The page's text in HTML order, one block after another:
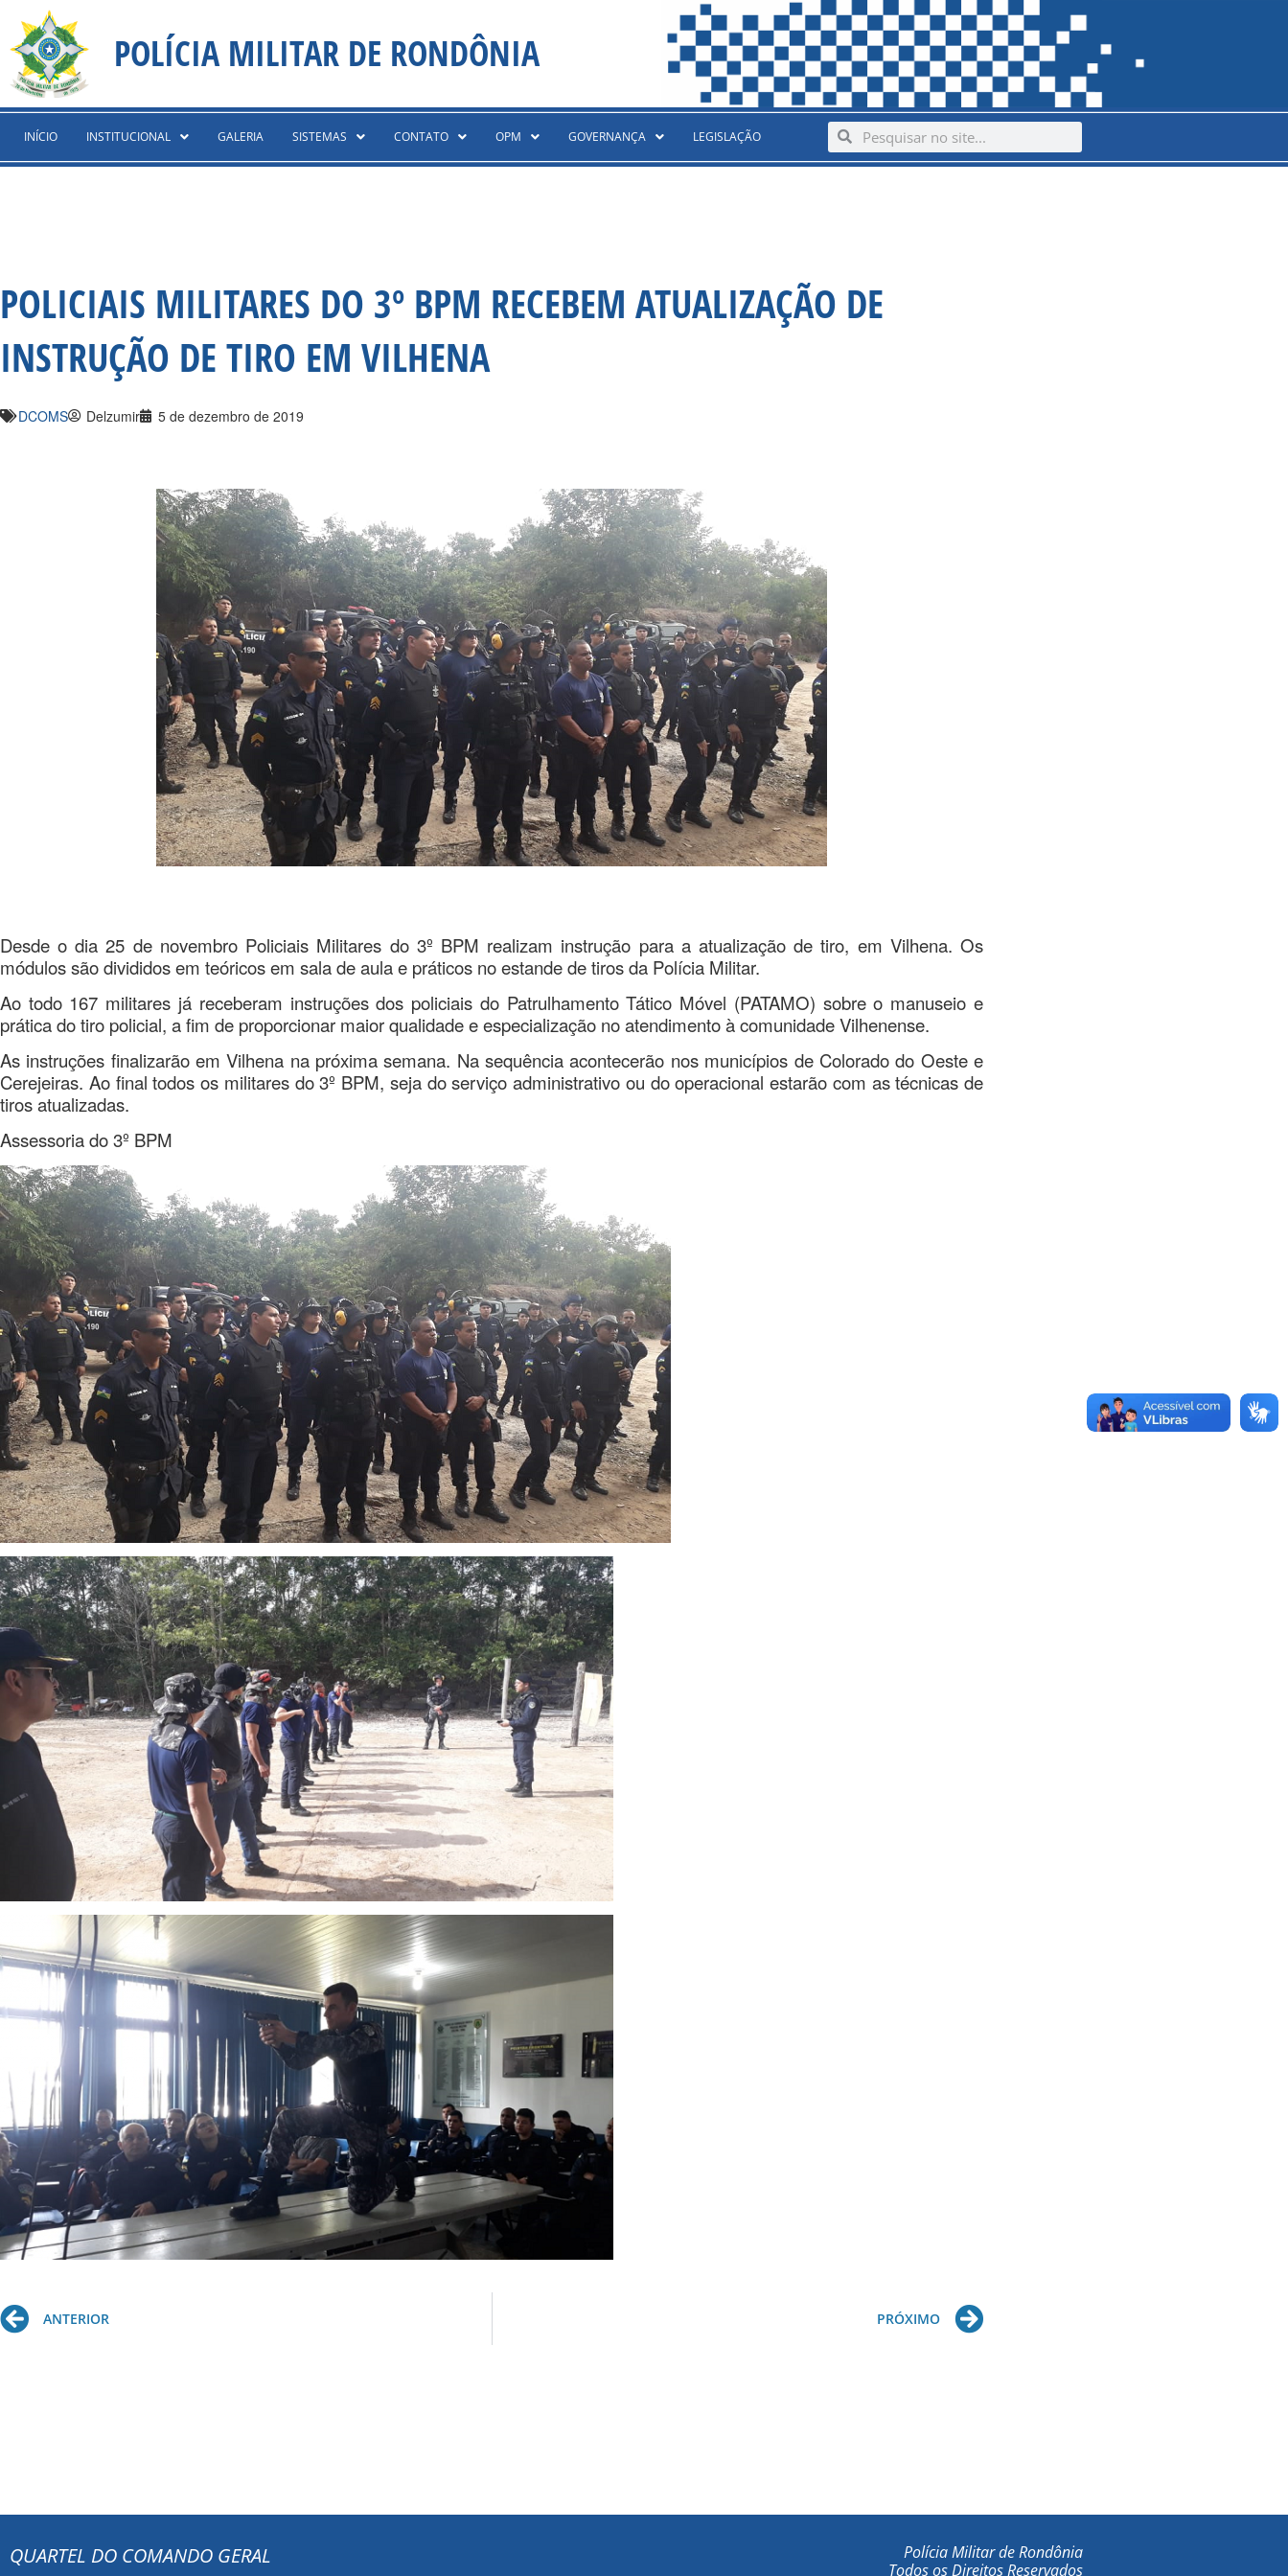
content
para
conteúdo
POLÍCIA MILITAR DE RONDÔNIA
INÍCIO INSTITUCIONAL GALERIA SISTEMAS CONTATO OPM GOVERNANÇA LEGISLAÇÃO SearchSearch
POLICIAIS MILITARES DO 3º BPM RECEBEM ATUALIZAÇÃO DE
INSTRUÇÃO DE TIRO EM VILHENA
DCOMS Delzumir 5 de dezembro de 2019
Desde o dia 25 de novembro Policiais Militares do 3º BPM realizam instrução para a atualização de tiro, em Vilhena. Os
módulos são divididos em teóricos em sala de aula e práticos no estande de tiros da Polícia Militar.
Ao todo 167 militares já receberam instruções dos policiais do Patrulhamento Tático Móvel (PATAMO) sobre o manuseio e
prática do tiro policial, a fim de proporcionar maior qualidade e especialização no atendimento à comunidade Vilhenense.
As instruções finalizarão em Vilhena na próxima semana. Na sequência acontecerão nos municípios de Colorado do Oeste e
Cerejeiras. Ao final todos os militares do 3º BPM, seja do serviço administrativo ou do operacional estarão com as técnicas de
tiros atualizadas.
Assessoria do 3º BPM
Prev
ANTERIOR PRÓXIMO Next
QUARTEL DO COMANDO GERAL
Polícia Militar de Rondônia
Todos os Direitos Reservados